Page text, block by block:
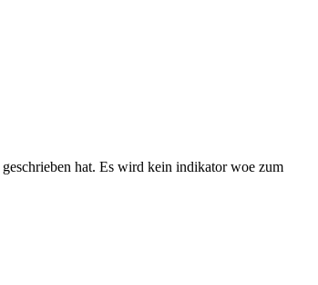
hat. Es wird kein indikator woe zum